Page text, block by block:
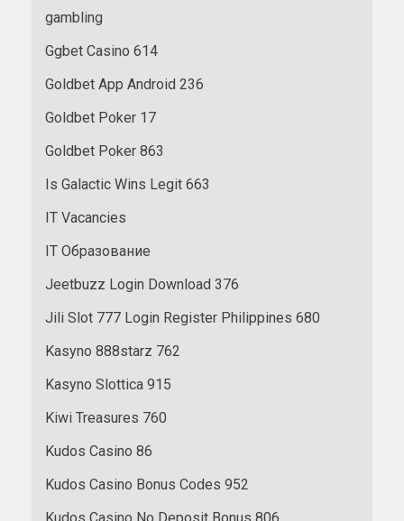
gambling
Ggbet Casino 614
Goldbet App Android 236
Goldbet Poker 17
Goldbet Poker 863
Is Galactic Wins Legit 663
IT Vacancies
IT Образование
Jeetbuzz Login Download 376
Jili Slot 777 Login Register Philippines 680
Kasyno 888starz 762
Kasyno Slottica 915
Kiwi Treasures 760
Kudos Casino 86
Kudos Casino Bonus Codes 952